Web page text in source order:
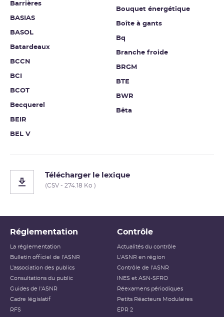
Barrières
BASIAS
BASOL
Batardeaux
BCCN
BCI
BCOT
Becquerel
BEIR
BEL V
Bouquet énergétique
Boîte à gants
Bq
Branche froide
BRGM
BTE
BWR
Bêta
Télécharger le lexique
(CSV - 274.18 Ko )
Réglementation
La réglementation
Bulletin officiel de l'ASNR
L’association des publics
Consultations du public
Guides de l'ASNR
Cadre législatif
RFS
Contrôle
Actualités du contrôle
L'ASNR en région
Contrôle de l'ASNR
INES et ASN-SFRO
Réexamens périodiques
Petits Réacteurs Modulaires
EPR 2